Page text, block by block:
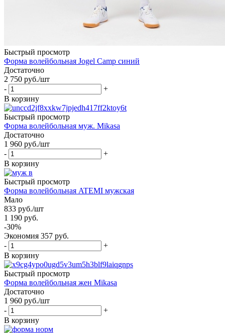
Быстрый просмотр
Форма волейбольная Jogel Camp синий
Достаточно
2 750 руб./шт
-
+
В корзину
Быстрый просмотр
Форма волейбольная муж. Mikasa
Достаточно
1 960 руб./шт
-
+
В корзину
Быстрый просмотр
Форма волейбольная ATEMI мужская
Мало
833 руб./шт
1 190 руб.
-30%
Экономия 357 руб.
-
+
В корзину
Быстрый просмотр
Форма волейбольная жен Mikasa
Достаточно
1 960 руб./шт
-
+
В корзину